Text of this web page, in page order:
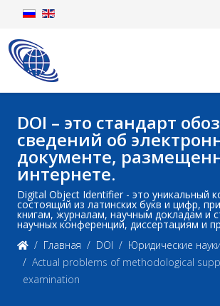
DOI – это стандарт
сведений об
документе,
интернете.
Digital Object Identifier - это уникальный
состоящий из латинских букв и цифр,
книгам, журналам, научным докладам и
научных конференций, диссертациям и
Главная
DOI
Юридические науки
Actual problems of methodological
examination